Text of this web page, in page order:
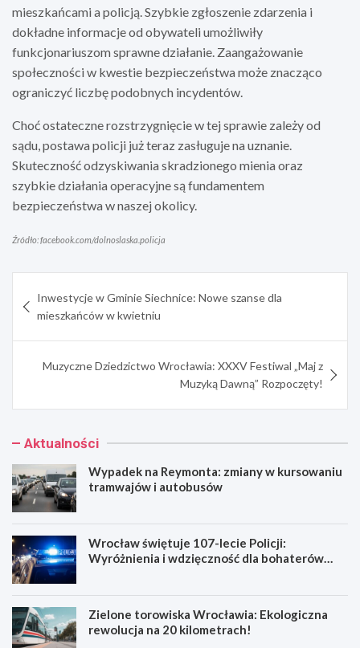
mieszkańcami a policją. Szybkie zgłoszenie zdarzenia i
dokładne informacje od obywateli umożliwiły
funkcjonariuszom sprawne działanie. Zaangażowanie
społeczności w kwestie bezpieczeństwa może znacząco
ograniczyć liczbę podobnych incydentów.
Choć ostateczne rozstrzygnięcie w tej sprawie zależy od
sądu, postawa policji już teraz zasługuje na uznanie.
Skuteczność odzyskiwania skradzionego mienia oraz
szybkie działania operacyjne są fundamentem
bezpieczeństwa w naszej okolicy.
Źródło: facebook.com/dolnoslaska.policja
wpisu
Inwestycje w Gminie Siechnice: Nowe szanse dla
mieszkańców w kwietniu
Muzyczne Dziedzictwo Wrocławia: XXXV Festiwal „Maj z
Muzyką Dawną” Rozpoczęty!
Aktualności
Wypadek na Reymonta: zmiany w kursowaniu
tramwajów i autobusów
Wrocław świętuje 107-lecie Policji:
Wyróżnienia i wdzięczność dla bohaterów
Zielone torowiska Wrocławia: Ekologiczna
rewolucja na 20 kilometrach!